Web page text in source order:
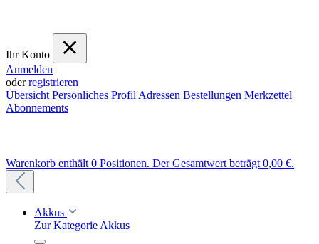
Ihr Konto
Anmelden
oderregistrieren
Übersicht Persönliches Profil Adressen Bestellungen Merkzettel
Abonnements
Warenkorb enthält 0 Positionen. Der Gesamtwert beträgt 0,00 €.
Akkus
Zur Kategorie Akkus